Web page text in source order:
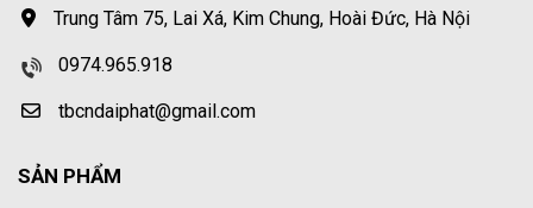
Trung Tâm 75, Lai Xá, Kim Chung, Hoài Đức, Hà Nội
0974.965.918
tbcndaiphat@gmail.com
SẢN PHẨM